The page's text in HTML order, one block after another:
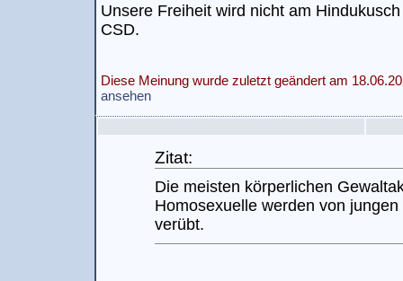
Unsere Freiheit wird nicht am
CSD.
Diese Meinung wurde zuletzt geändert am
ansehen
Zitat:
Die meisten körperlichen
Homosexuelle werden von
verübt.